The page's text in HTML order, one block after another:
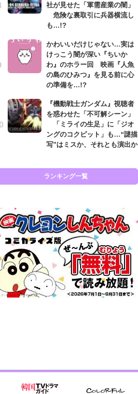
社が見せた「軍需産業の闇」
危険な裏取引に兵器横流し
も…!?
かわいいだけじゃない…実は
けっこう闇が深い『ちいか
わ』のホラー回 映画『人魚
の島のひみつ』を見る前に心
の準備を…!?
『機動戦士ガンダム』視聴者
を惑わせた「不可解シーン」
「ミライの生足」に「ジオ
ングのコクピット」も…“謎描
写”はミスか、それとも演出か
ランキング一覧